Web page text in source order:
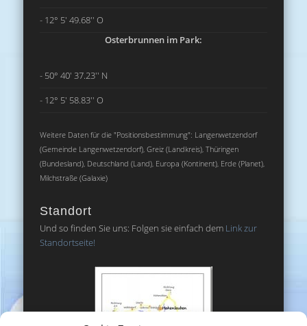
- 12° 5' 49.68'' O
Osterbrunnen im Park:
- 50° 40' 37.23'' N
- 12° 5' 58.83'' O
Weitere Daten für die "Positionsbestimmung": Langenwetzendorf
(Gemeinde Langenwetzendorf), Greiz (Landkreis), Thüringen
(Bundesland), Deutschland (Land), Europa (Kontinent), Erde (Planet),
Milchstraße (Galaxie)
Standort
Und so finden Sie uns: Folgen sie einfach dem Link zur
Standortseite!